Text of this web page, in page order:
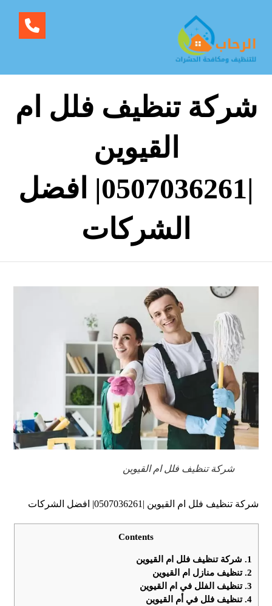
شركة تنظيف فلل ام
القيوين
|0507036261| افضل
الشركات
شركة تنظيف فلل ام القيوين
شركة تنظيف فلل ام القيوين |0507036261| افضل الشركات
Contents
1. شركة تنظيف فلل ام القيوين
2. تنظيف منازل ام القيوين
3. تنظيف الفلل في ام القيوين
4. تنظيف فلل في أم القيوين